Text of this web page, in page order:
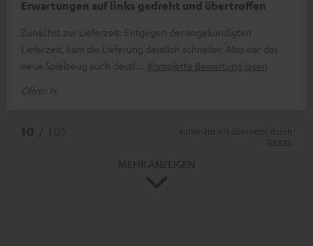
Erwartungen auf links gedreht und übertroffen
Zunächst zur Lieferzeit: Entgegen der angekündigten
Lieferzeit, kam die Lieferung deutlich schneller. Also war das
neue Spielzeug auch deutl
Komplette Bewertung lesen
Oliver H.